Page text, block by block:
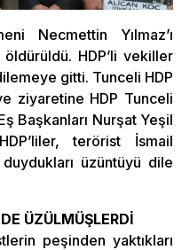
Necmettin Yılmaz’ı
öldürüldü. HDP’li vekiller
gitti. Tunceli HDP
ziyaretine HDP Tunceli
Başkanları Nurşat Yeşil
terörist İsmail
üzüntüyü dile
ÜZÜLMÜŞLERDİ
peşinden yaktıkları